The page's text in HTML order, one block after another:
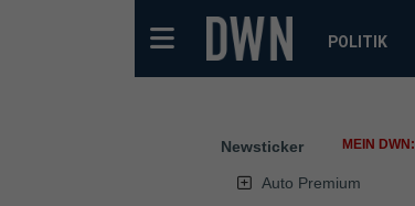
POLITIK
Newsticker MEIN DWN:
Auto Premium